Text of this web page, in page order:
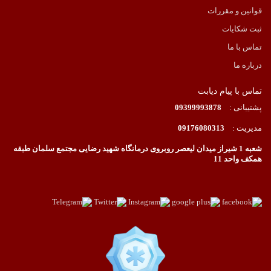
قوانین و مقررات
ثبت شکایات
تماس با ما
درباره ما
تماس با پیام دیابت
پشتیبانی : 09399993878
مدیریت : 09176080313
شعبه 1 شیراز میدان لیعصر روبروی درمانگاه شهید رضایی مجتمع سلمان طبقه
همکف واحد 11